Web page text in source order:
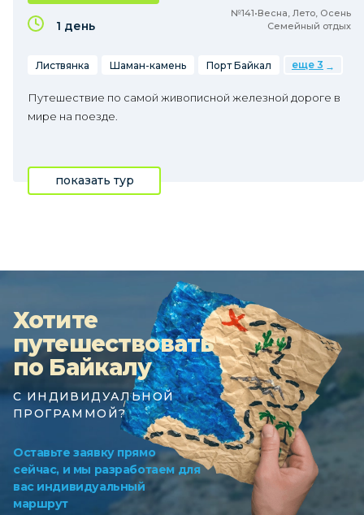
№141•Весна, Лето, Осень
Семейный отдых
1 день
Листвянка Шаман-камень Порт Байкал еще 3
Путешествие по самой живописной железной дороге в
мире на поезде.
показать тур
Хотите
путешествовать
по Байкалу
С ИНДИВИДУАЛЬНОЙ
ПРОГРАММОЙ?
Оставьте заявку прямо
сейчас, и мы разработаем для
вас индивидуальный
маршрут